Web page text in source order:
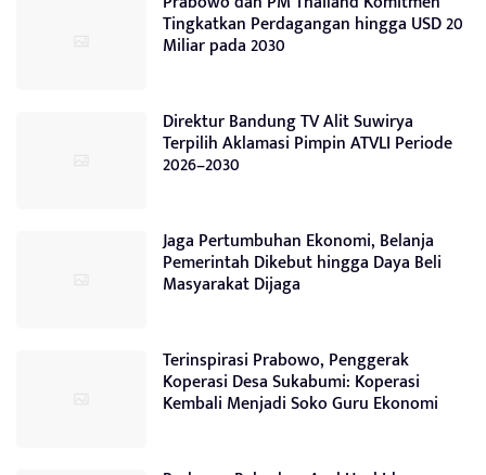
Tingkatkan Perdagangan hingga USD 20
Miliar pada 2030
Direktur Bandung TV Alit Suwirya
Terpilih Aklamasi Pimpin ATVLI Periode
2026–2030
Jaga Pertumbuhan Ekonomi, Belanja
Pemerintah Dikebut hingga Daya Beli
Masyarakat Dijaga
Terinspirasi Prabowo, Penggerak
Koperasi Desa Sukabumi: Koperasi
Kembali Menjadi Soko Guru Ekonomi